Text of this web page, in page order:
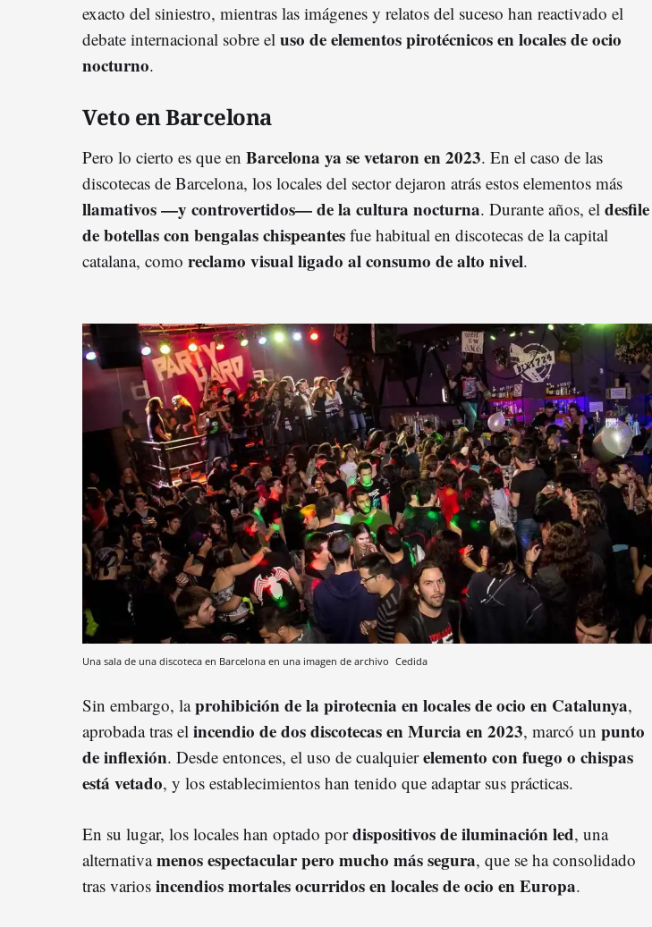
exacto del siniestro, mientras las imágenes y relatos del suceso han reactivado el
debate internacional sobre el uso de elementos pirotécnicos en locales de ocio
nocturno.
Veto en Barcelona
Pero lo cierto es que en Barcelona ya se vetaron en 2023. En el caso de las
discotecas de Barcelona, los locales del sector dejaron atrás estos elementos más
llamativos —y controvertidos— de la cultura nocturna. Durante años, el desfile
de botellas con bengalas chispeantes fue habitual en discotecas de la capital
catalana, como reclamo visual ligado al consumo de alto nivel.
Una sala de una discoteca en Barcelona en una imagen de archivo Cedida
Sin embargo, laprohibición de la pirotecnia en locales de ocio en Catalunya,
aprobada tras el incendio de dos discotecas en Murcia en 2023, marcó un punto
de inflexión. Desde entonces, el uso de cualquierelemento con fuego o chispas
está vetado, y los establecimientos han tenido que adaptar sus prácticas.
En su lugar, los locales han optado pordispositivos de iluminación led, una
alternativamenos espectacular pero mucho más segura, que se ha consolidado
tras varios incendios mortales ocurridos en locales de ocio en Europa.